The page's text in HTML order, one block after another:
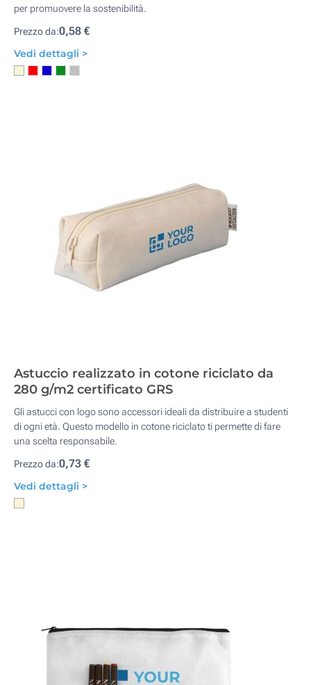
per promuovere la sostenibilità.
Prezzo da:0,58 €
Vedi dettagli >
Astuccio realizzato in cotone riciclato da
280 g/m2 certificato GRS
Gli astucci con logo sono accessori ideali da distribuire a studenti
di ogni età. Questo modello in cotone riciclato ti permette di fare
una scelta responsabile.
Prezzo da:0,73 €
Vedi dettagli >